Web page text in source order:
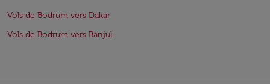
Vols de Bodrum vers Dakar
Vols de Bodrum vers Banjul